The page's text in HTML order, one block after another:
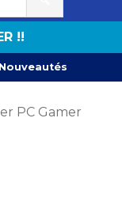
!!
PC Gamer